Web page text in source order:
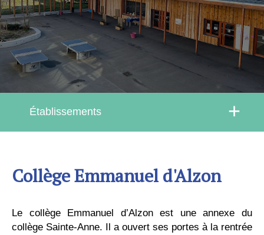
Établissements
Collège Emmanuel d'Alzon
Le collège Emmanuel d’Alzon est une annexe du
collège Sainte-Anne. Il a ouvert ses portes à la rentrée